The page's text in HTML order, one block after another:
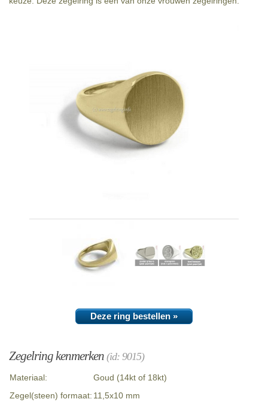
Deze ring bestellen »
Zegelring kenmerken (id: 9015)
Materiaal:
Goud (14kt of 18kt)
Zegel(steen) formaat: 11,5x10 mm